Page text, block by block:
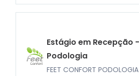
Estágio em Recepção
Podologia
FEET CONFORT